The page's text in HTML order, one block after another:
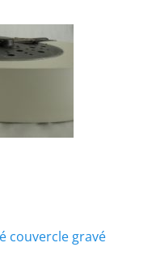
couvercle gravé